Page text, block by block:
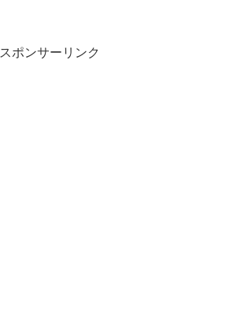
スポンサーリンク